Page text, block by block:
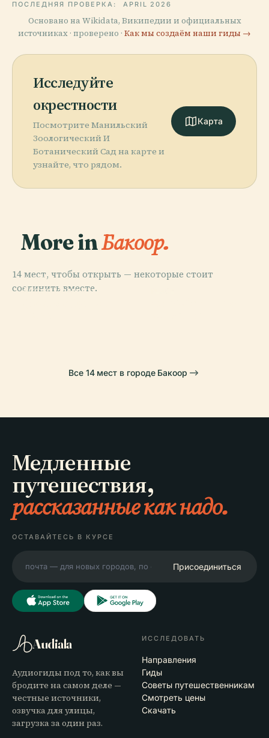
ПОСЛЕДНЯЯ ПРОВЕРКА: APRIL 2026
Основано на Wikidata, Википедии и официальных
источниках · проверено · Как мы создаём наши гиды →
Исследуйте
окрестности
Посмотрите Манильский
Зоологический И
Ботанический Сад на карте и
узнайте, что рядом.
Карта
More inБакоор.
14 мест, чтобы открыть — некоторые стоит
соединить вместе.
PLACE
Малаканьянг
PLACE
Все 14 мест в городе Бакоор
Медленные
путешествия,
рассказанные как надо.
ОСТАВАЙТЕСЬ В КУРСЕ
Присоединиться
Audiala
Аудиогиды под то, как вы
бродите на самом деле —
честные источники,
озвучка для улицы,
загрузка за один раз.
ИССЛЕДОВАТЬ
Направления
Гиды
Советы путешественникам
Смотреть цены
Скачать